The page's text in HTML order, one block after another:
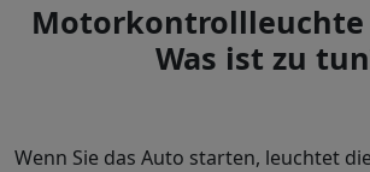
Was ist zu
Wenn Sie das Auto starten, leuchtet die